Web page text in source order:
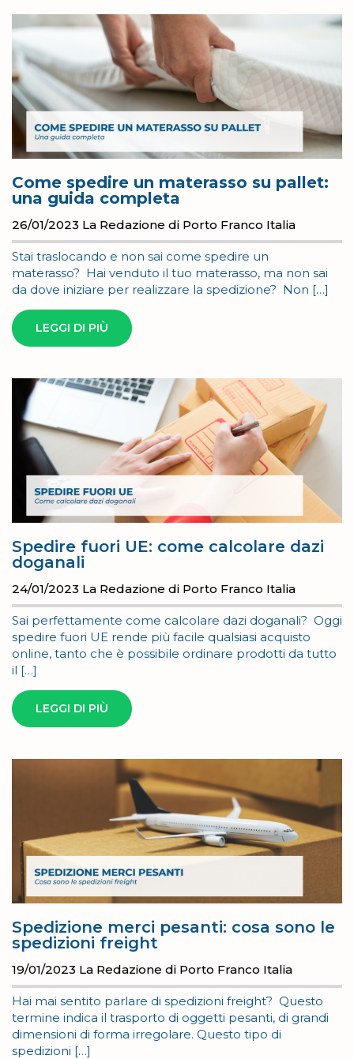
Come spedire un materasso su pallet:
una guida completa
26/01/2023 La Redazione di Porto Franco Italia
Stai traslocando e non sai come spedire un
materasso? Hai venduto il tuo materasso, ma non sai
da dove iniziare per realizzare la spedizione? Non […]
LEGGI DI PIÙ
Spedire fuori UE: come calcolare dazi
doganali
24/01/2023 La Redazione di Porto Franco Italia
Sai perfettamente come calcolare dazi doganali? Oggi
spedire fuori UE rende più facile qualsiasi acquisto
online, tanto che è possibile ordinare prodotti da tutto
il […]
LEGGI DI PIÙ
Spedizione merci pesanti: cosa sono le
spedizioni freight
19/01/2023 La Redazione di Porto Franco Italia
Hai mai sentito parlare di spedizioni freight? Questo
termine indica il trasporto di oggetti pesanti, di grandi
dimensioni di forma irregolare. Questo tipo di
spedizioni […]